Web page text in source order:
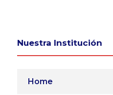
Nuestra Institución
Home